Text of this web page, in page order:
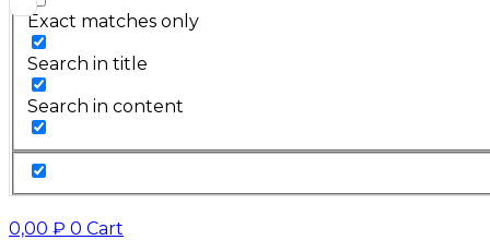
Exact matches only
Search in title
Search in content
0,00 ₽ 0 Cart